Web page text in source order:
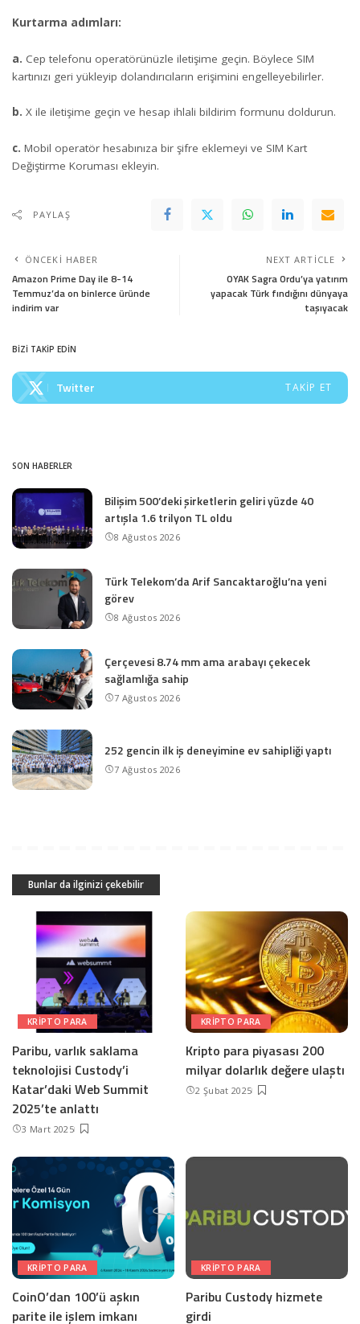
Kurtarma adımları:
a. Cep telefonu operatörünüzle iletişime geçin. Böylece SIM
kartınızı geri yükleyip dolandırıcıların erişimini engelleyebilirler.
b. X ile iletişime geçin ve hesap ihlali bildirim formunu doldurun.
c. Mobil operatör hesabınıza bir şifre eklemeyi ve SIM Kart
Değiştirme Koruması ekleyin.
PAYLAŞ
ÖNCEKI HABER
Amazon Prime Day ile 8-14
Temmuz’da on binlerce üründe
indirim var
NEXT ARTICLE
OYAK Sagra Ordu’ya yatırım
yapacak Türk fındığını dünyaya
taşıyacak
BİZİ TAKİP EDİN
Twitter TAKIP ET
SON HABERLER
Bilişim 500’deki şirketlerin geliri yüzde 40
artışla 1.6 trilyon TL oldu
8 Ağustos 2026
Türk Telekom’da Arif Sancaktaroğlu’na yeni
görev
8 Ağustos 2026
Çerçevesi 8.74 mm ama arabayı çekecek
sağlamlığa sahip
7 Ağustos 2026
252 gencin ilk iş deneyimine ev sahipliği yaptı
7 Ağustos 2026
Bunlar da ilginizi çekebilir
KRIPTO PARA
Paribu, varlık saklama
teknolojisi Custody’i
Katar’daki Web Summit
2025’te anlattı
3 Mart 2025
KRIPTO PARA
Kripto para piyasası 200
milyar dolarlık değere ulaştı
2 Şubat 2025
KRIPTO PARA
CoinO’dan 100’ü aşkın
parite ile işlem imkanı
KRIPTO PARA
Paribu Custody hizmete
girdi